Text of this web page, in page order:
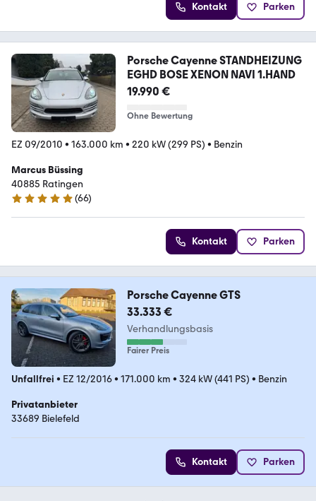
Kontakt Parken
Porsche Cayenne STANDHEIZUNG
EGHD BOSE XENON NAVI 1.HAND
19.990 €
Ohne Bewertung
EZ 09/2010 • 163.000 km • 220 kW (299 PS) • Benzin
Marcus Büssing
40885 Ratingen
4.8 Sterne
(66)
Kontakt Parken
Porsche Cayenne GTS
33.333 €
Verhandlungsbasis
Fairer Preis
Unfallfrei • EZ 12/2016• 171.000 km • 324 kW (441 PS) • Benzin
Privatanbieter
33689 Bielefeld
Kontakt Parken